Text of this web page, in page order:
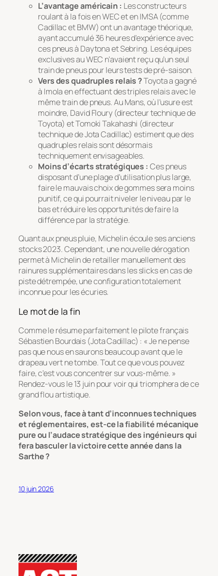
L’avantage américain : Les constructeurs
roulant à la fois en WEC et en IMSA (comme
Cadillac et BMW) ont un avantage théorique,
ayant accumulé 36 heures d’expérience avec
ces pneus à Daytona et Sebring. Les équipes
exclusives au WEC n’avaient reçu qu’un seul
train de pneus pour leurs tests de pré-saison.
Vers des quadruples relais ?Toyota a gagné
à Imola en effectuant des triples relais avec le
même train de pneus. Au Mans, où l’usure est
moindre, David Floury (directeur technique de
Toyota) et Tomoki Takahashi (directeur
technique de Jota Cadillac) estiment que des
quadruples relais sont désormais
techniquement envisageables.
Moins d’écarts stratégiques : Ces pneus
disposant d’une plage d’utilisation plus large,
faire le mauvais choix de gommes sera moins
punitif, ce qui pourrait niveler le niveau par le
bas et réduire les opportunités de faire la
différence par la stratégie.
Quant aux pneus pluie, Michelin écoule ses anciens
stocks 2023. Cependant, une nouvelle dérogation
permet à Michelin de retailler manuellement des
rainures supplémentaires dans les slicks en cas de
piste détrempée, une configuration totalement
inconnue pour les écuries.
Le mot de la fin
Comme le résume parfaitement le pilote français
Sébastien Bourdais (Jota Cadillac) : « Je ne pense
pas que nous en saurons beaucoup avant que le
drapeau vert ne tombe. Tout ce que vous pouvez
faire, c’est vous concentrer sur vous-même. »
Rendez-vous le 13 juin pour voir qui triomphera de ce
grand flou artistique.
Selon vous, face à tant d’inconnues techniques
et réglementaires, est-ce la fiabilité mécanique
pure ou l’audace stratégique des ingénieurs qui
fera basculer la victoire cette année dans la
Sarthe ?
10 juin 2026